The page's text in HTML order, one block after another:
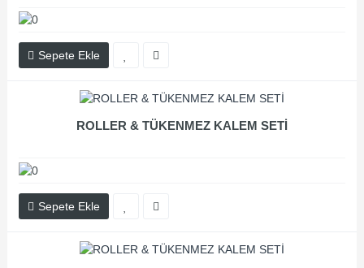
Sepete Ekle
ROLLER & TÜKENMEZ KALEM SETİ
Sepete Ekle